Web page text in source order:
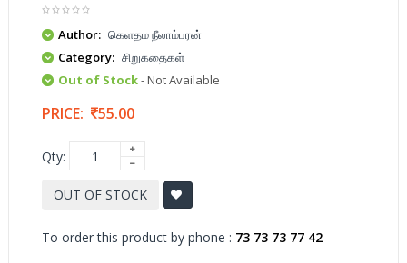
Author: கெளதம நீலாம்பரன்
Category: சிறுகதைகள்
Out of Stock- Not Available
PRICE: 55.00
Qty:
OUT OF STOCK
To order this product by phone : 73 73 73 77 42